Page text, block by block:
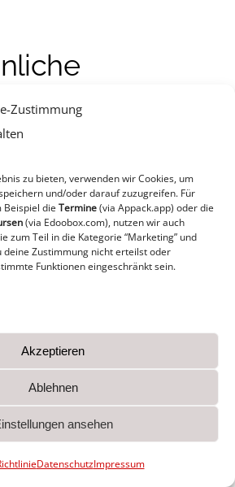
Zustimmung
zu bieten, verwenden wir Cookies, um
und/oder darauf zuzugreifen. Für
Beispiel die Termine(via Appack.app) oder die
(via Edoobox.com), nutzen wir auch
zum Teil in die Kategorie “Marketing” und
deine Zustimmung nicht erteilst oder
Funktionen eingeschränkt sein.
Akzeptieren
Ablehnen
ansehen
DatenschutzImpressum
C
donnerstags 18:30 –
Helmut-Lanzke Halle